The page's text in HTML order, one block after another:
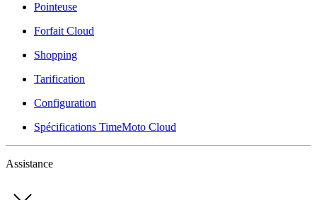
Pointeuse
Forfait Cloud
Shopping
Tarification
Configuration
Spécifications TimeMoto Cloud
Assistance